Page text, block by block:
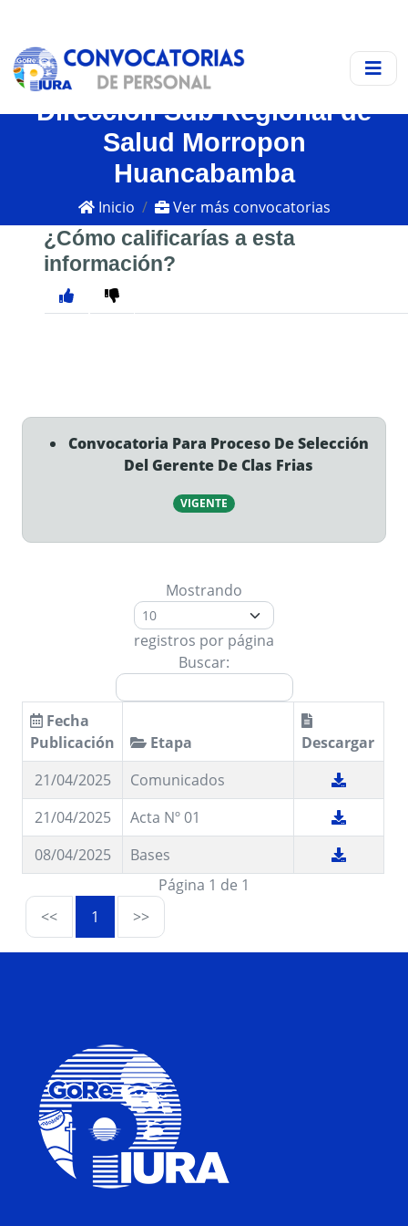
Dirección Sub Regional de
Salud Morropon
Huancabamba
Inicio Ver más convocatorias
¿Cómo calificarías a esta
información?
Convocatoria Para Proceso De Selección
Del Gerente De Clas Frias
VIGENTE
Mostrando
registros por página
Buscar:
Fecha
Publicación
Etapa
Descargar
21/04/2025
Comunicados
21/04/2025
Acta Nº 01
08/04/2025
Bases
Página 1 de 1
<<
1 >>